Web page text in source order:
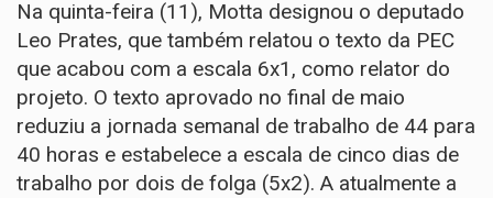
Na quinta-feira (11), Motta designou o deputado
Leo Prates, que também relatou o texto da PEC
que acabou com a escala 6x1, como relator do
projeto. O texto aprovado no final de maio
reduziu a jornada semanal de trabalho de 44 para
40 horas e estabelece a escala de cinco dias de
trabalho por dois de folga (5x2). A atualmente a